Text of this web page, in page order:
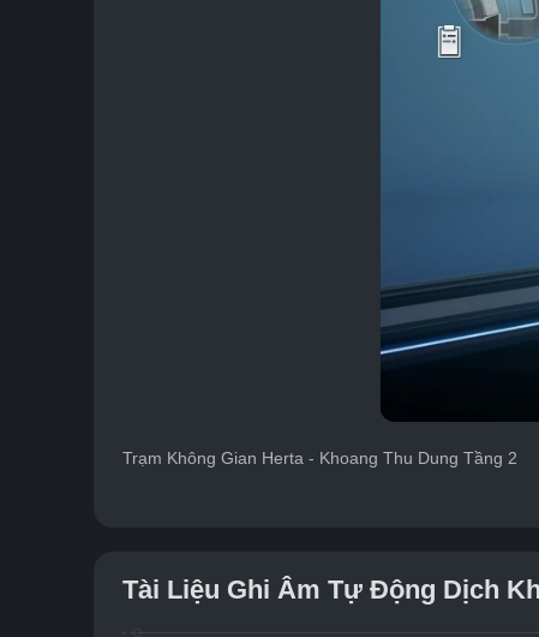
Trạm Không Gian Herta - Khoang Thu Dung Tầng 2
Tài Liệu Ghi Âm Tự Động Dịch